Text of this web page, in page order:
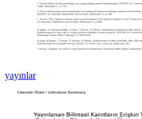
yayınlar